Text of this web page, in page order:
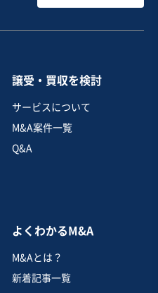
譲受・買収を検討
サービスについて
M&A案件一覧
Q&A
よくわかるM&A
M&Aとは？
新着記事一覧